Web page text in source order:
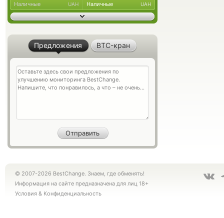
Наличные UAH Наличные UAH
Предложения BTC-кран
© 2007-2026 BestChange. Знаем, где обменять!
Информация на сайте предназначена для лиц 18+
Условия & Конфиденциальность